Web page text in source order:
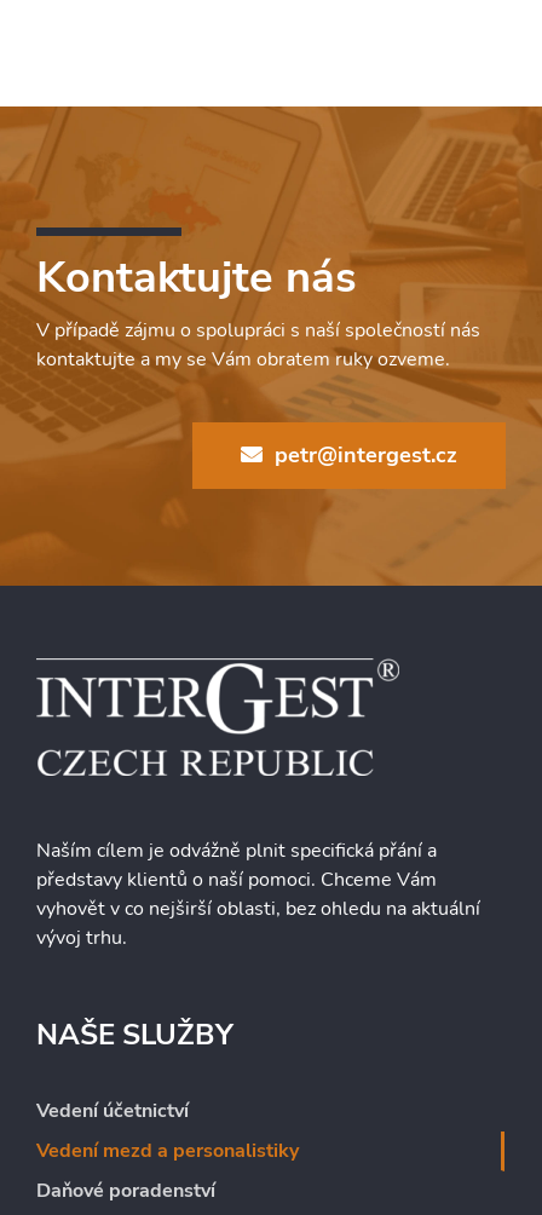
Kontaktujte nás
V případě zájmu o spolupráci s naší společností nás
kontaktujte a my se Vám obratem ruky ozveme.
petr@intergest.cz
Naším cílem je odvážně plnit specifická přání a
představy klientů o naší pomoci. Chceme Vám
vyhovět v co nejširší oblasti, bez ohledu na aktuální
vývoj trhu.
NAŠE SLUŽBY
Vedení účetnictví
Vedení mezd a personalistiky
Daňové poradenství